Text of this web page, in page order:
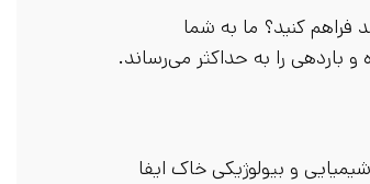
کنید؟ ما به شما
و باردهی را به حداکثر می‌رساند.
و بیولوژیکی خاک ایفا